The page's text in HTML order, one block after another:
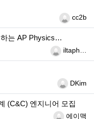
등록자cc2b
는 AP Physics…
등록자iltaph…
등록자DKim
(C&C) 엔지니어 모집
등록자에이맥